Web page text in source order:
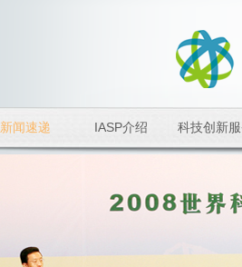
新闻速递 IASP介绍 科技创新